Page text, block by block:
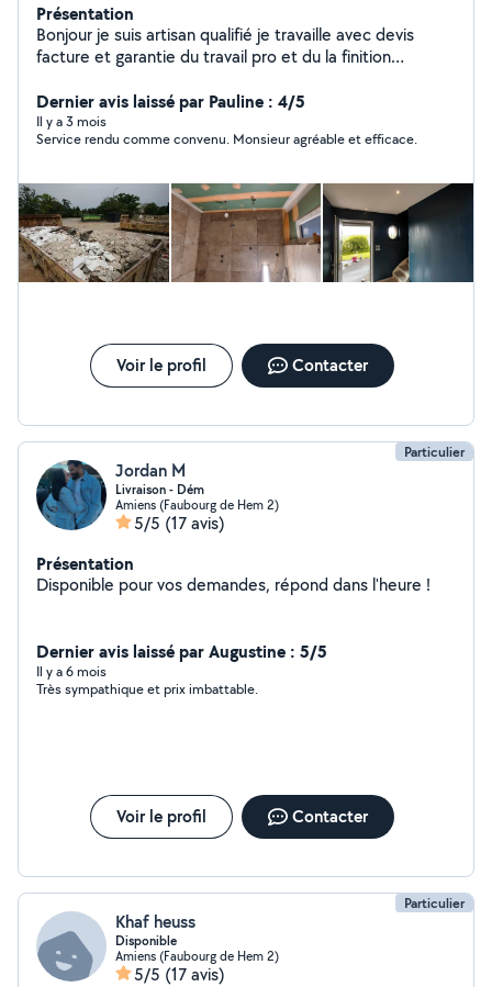
Présentation
Bonjour je suis artisan qualifié je travaille avec devis
facture et garantie du travail pro et du la finition
Dernier avis laissé par Pauline : 4/5
Il y a 3 mois
Service rendu comme convenu. Monsieur agréable et efficace.
Voir le profil Contacter
Particulier
Jordan M
Livraison - Dém
Amiens (Faubourg de Hem 2)
5/5 (17 avis)
Présentation
Disponible pour vos demandes, répond dans l'heure !
Dernier avis laissé par Augustine : 5/5
Il y a 6 mois
Très sympathique et prix imbattable.
Voir le profil Contacter
Particulier
Khaf heuss
Disponible
Amiens (Faubourg de Hem 2)
5/5 (17 avis)